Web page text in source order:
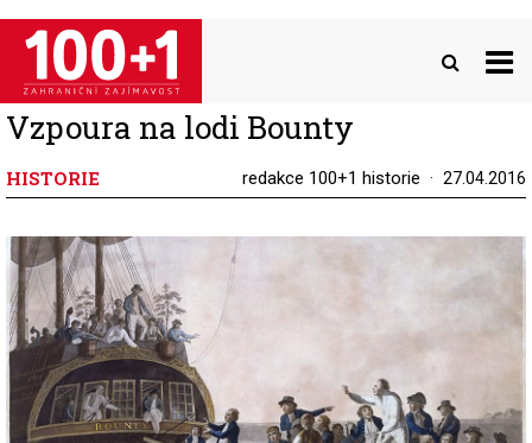
Přejít
hlavnímu
obsahu
Vzpoura na lodi Bounty
HISTORIE redakce 100+1 historie 27.04.2016